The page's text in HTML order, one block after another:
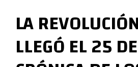
M
e
c
h
a
LA
LLEGÓ EL 25